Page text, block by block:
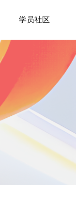
学员社区